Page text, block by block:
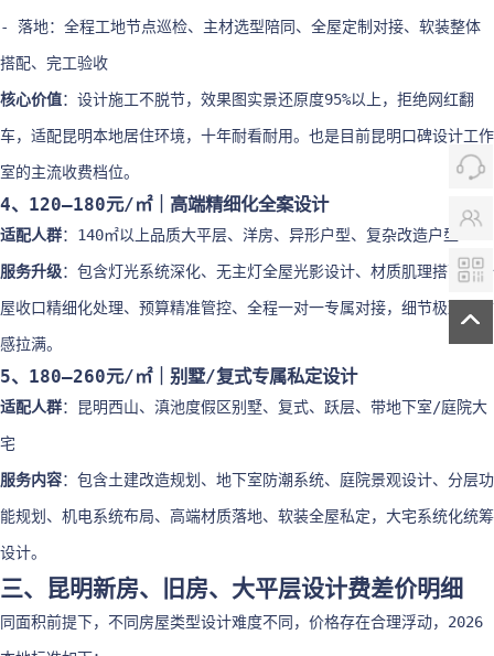
- 落地：全程工地节点巡检、主材选型陪同、全屋定制对接、软装整体
搭配、完工验收
核心价值：设计施工不脱节，效果图实景还原度95%以上，拒绝网红翻
车，适配昆明本地居住环境，十年耐看耐用。也是目前昆明口碑设计工作
室的主流收费档位。
4、120–180元/㎡｜高端精细化全案设计
适配人群：140㎡以上品质大平层、洋房、异形户型、复杂改造户型
服务升级：包含灯光系统深化、无主灯全屋光影设计、材质肌理搭配、全
屋收口精细化处理、预算精准管控、全程一对一专属对接，细节极致，质
感拉满。
5、180–260元/㎡｜别墅/复式专属私定设计
适配人群：昆明西山、滇池度假区别墅、复式、跃层、带地下室/庭院大
宅
服务内容：包含土建改造规划、地下室防潮系统、庭院景观设计、分层功
能规划、机电系统布局、高端材质落地、软装全屋私定，大宅系统化统筹
设计。
三、昆明新房、旧房、大平层设计费差价明细
同面积前提下，不同房屋类型设计难度不同，价格存在合理浮动，2026